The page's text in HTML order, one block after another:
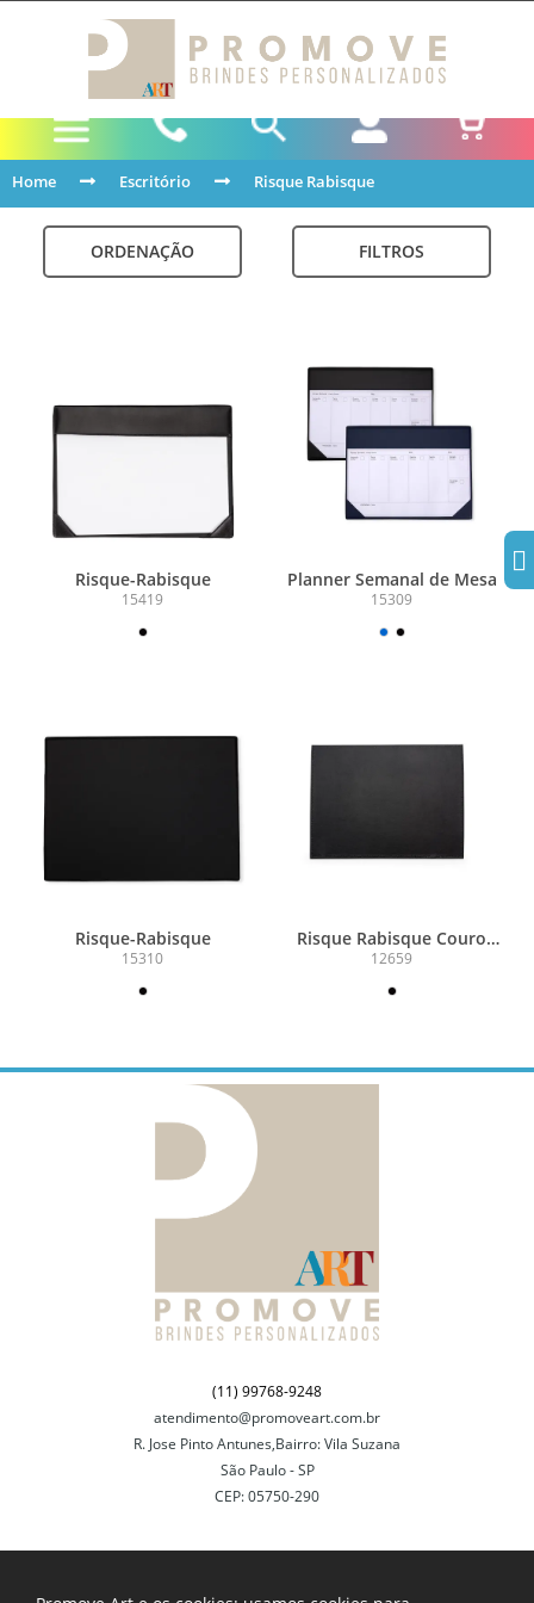
Home Escritório Risque Rabisque
ORDENAÇÃO FILTROS
Risque-Rabisque
15419
Planner Semanal de Mesa
15309
Risque-Rabisque
15310
Risque Rabisque Couro
Sintético
12659
(11) 99768-9248
atendimento@promoveart.com.br
R. Jose Pinto Antunes,Bairro: Vila Suzana
São Paulo - SP
CEP: 05750-290